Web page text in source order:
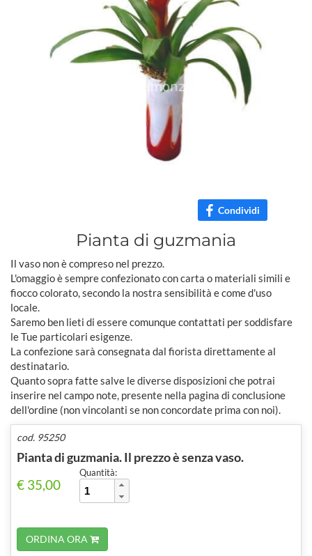
Condividi
Pianta di guzmania
Il vaso non è compreso nel prezzo.
L'omaggio è sempre confezionato con carta o materiali simili e
fiocco colorato, secondo la nostra sensibilità e come d'uso
locale.
Saremo ben lieti di essere comunque contattati per soddisfare
le Tue particolari esigenze.
La confezione sarà consegnata dal fiorista direttamente al
destinatario.
Quanto sopra fatte salve le diverse disposizioni che potrai
inserire nel campo note, presente nella pagina di conclusione
dell'ordine (non vincolanti se non concordate prima con noi).
cod. 95250
Pianta di guzmania. Il prezzo è senza vaso.
€ 35,00
Quantità:
ORDINA ORA